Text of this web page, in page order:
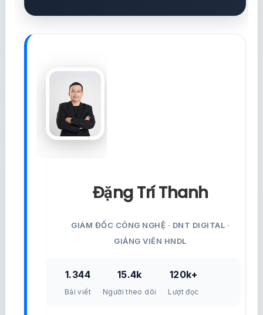
Đặng Trí Thanh
GIÁM ĐỐC CÔNG NGHỆ · DNT DIGITAL ·
GIẢNG VIÊN HNDL
1.344
Bài viết
15.4k
Người theo dõi
120k+
Lượt đọc